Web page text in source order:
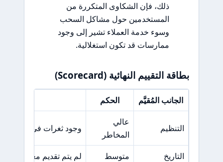
ذلك، فإن الشكاوى المتكررة من
المستخدمين حول مشاكل السحب
وسوء خدمة العملاء تشير إلى وجود
ممارسات قد تكون استغلالية.
بطاقة التقييم النهائية (Scorecard)
الجانب المُقيَّم الحكم
التنظيم
عالي
المخاطر
وجود ثغرات في الإطار
التاريخ متوسط
لم يتم تقديم معلومات